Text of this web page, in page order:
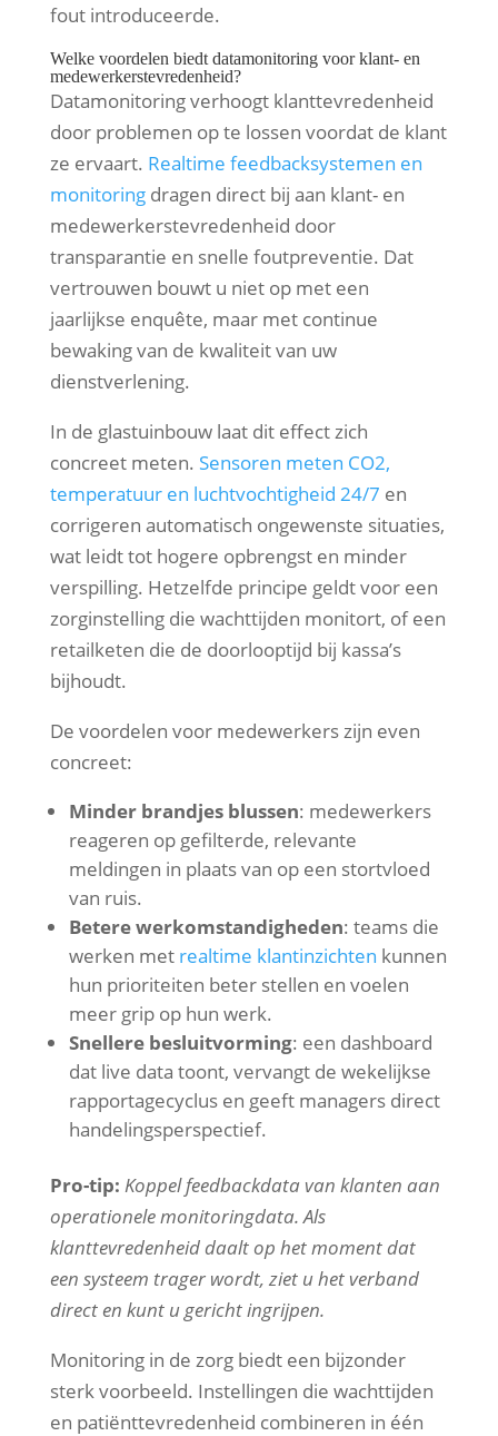
fout introduceerde.
Welke voordelen biedt datamonitoring voor klant- en
medewerkerstevredenheid?
Datamonitoring verhoogt klanttevredenheid
door problemen op te lossen voordat de klant
ze ervaart. Realtime feedbacksystemen en
monitoringdragen direct bij aan klant- en
medewerkerstevredenheid door
transparantie en snelle foutpreventie. Dat
vertrouwen bouwt u niet op met een
jaarlijkse enquête, maar met continue
bewaking van de kwaliteit van uw
dienstverlening.
In de glastuinbouw laat dit effect zich
concreet meten. Sensoren meten CO2,
temperatuur en luchtvochtigheid 24/7 en
corrigeren automatisch ongewenste situaties,
wat leidt tot hogere opbrengst en minder
verspilling. Hetzelfde principe geldt voor een
zorginstelling die wachttijden monitort, of een
retailketen die de doorlooptijd bij kassa’s
bijhoudt.
De voordelen voor medewerkers zijn even
concreet:
Minder brandjes blussen: medewerkers
reageren op gefilterde, relevante
meldingen in plaats van op een stortvloed
van ruis.
Betere werkomstandigheden: teams die
werken met realtime klantinzichten kunnen
hun prioriteiten beter stellen en voelen
meer grip op hun werk.
Snellere besluitvorming: een dashboard
dat live data toont, vervangt de wekelijkse
rapportagecyclus en geeft managers direct
handelingsperspectief.
Pro-tip: Koppel feedbackdata van klanten aan
operationele monitoringdata. Als
klanttevredenheid daalt op het moment dat
een systeem trager wordt, ziet u het verband
direct en kunt u gericht ingrijpen.
Monitoring in de zorg biedt een bijzonder
sterk voorbeeld. Instellingen die wachttijden
en patiënttevredenheid combineren in één